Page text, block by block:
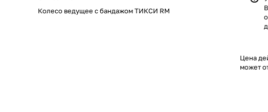
Колесо ведущее с бандажом ТИКСИ RM
Цена
может